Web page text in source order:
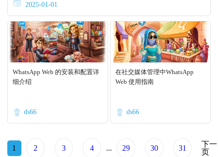
2025-01-01
WhatsApp Web 的安装和配置详
细介绍
ds66
在社交媒体管理中WhatsApp
Web 使用指南
ds66
1 2 3 4 ... 29 30 31
下一
页